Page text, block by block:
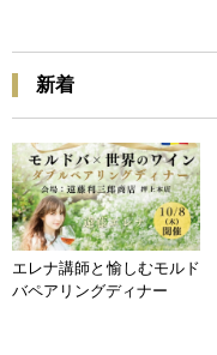
新着
エレナ講師と愉しむモルド
バペアリングディナー